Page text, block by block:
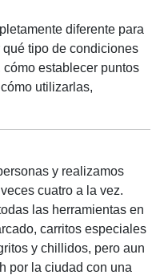
diferente para
tipo de condiciones
establecer puntos
utilizarlas,
y realizamos
cuatro a la vez.
las herramientas en
carritos especiales
y chillidos, pero aun
por la ciudad con una